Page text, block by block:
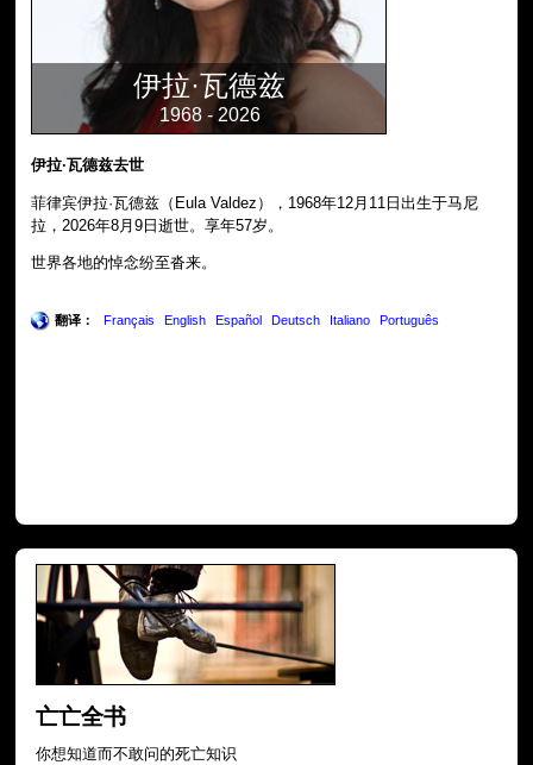
伊拉·瓦德兹
1968 - 2026
伊拉·瓦德兹去世
菲律宾伊拉·瓦德兹（Eula Valdez），1968年12月11日出生于马尼
拉，2026年8月9日逝世。享年57岁。
世界各地的悼念纷至沓来。
翻译： Français English Español Deutsch Italiano Português
亡亡全书
你想知道而不敢问的死亡知识